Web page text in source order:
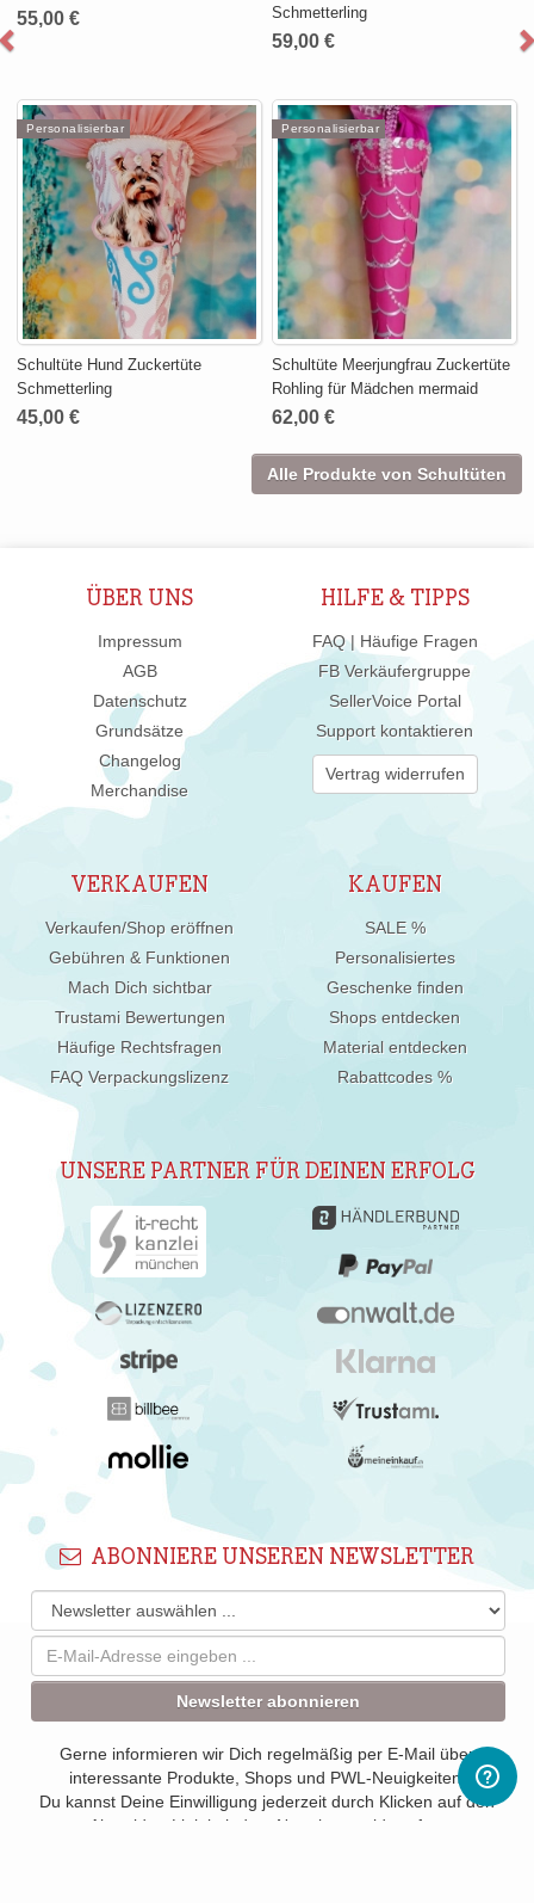
55,00 €
Schmetterling
59,00 €
Personalisierbar
Schultüte Hund Zuckertüte
Schmetterling
45,00 €
Personalisierbar
Schultüte Meerjungfrau Zuckertüte
Rohling für Mädchen mermaid
62,00 €
Alle Produkte von Schultüten
ÜBER UNS
Impressum
AGB
Datenschutz
Grundsätze
Changelog
Merchandise
HILFE & TIPPS
FAQ | Häufige Fragen
FB Verkäufergruppe
SellerVoice Portal
Support kontaktieren
Vertrag widerrufen
VERKAUFEN
Verkaufen/Shop eröffnen
Gebühren & Funktionen
Mach Dich sichtbar
Trustami Bewertungen
Häufige Rechtsfragen
FAQ Verpackungslizenz
KAUFEN
SALE %
Personalisiertes
Geschenke finden
Shops entdecken
Material entdecken
Rabattcodes %
UNSERE PARTNER FÜR DEINEN ERFOLG
ABONNIERE UNSEREN NEWSLETTER
Newsletter abonnieren
Gerne informieren wir Dich regelmäßig per E-Mail über
interessante Produkte, Shops und PWL-Neuigkeiten.
Du kannst Deine Einwilligung jederzeit durch Klicken auf den
Abmelden-Link in jedem Newsletter widerrufen.